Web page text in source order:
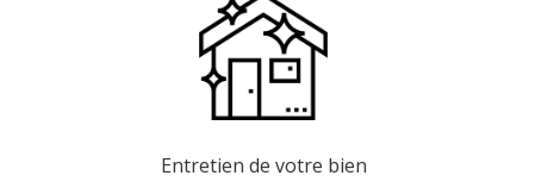
Entretien de votre bien